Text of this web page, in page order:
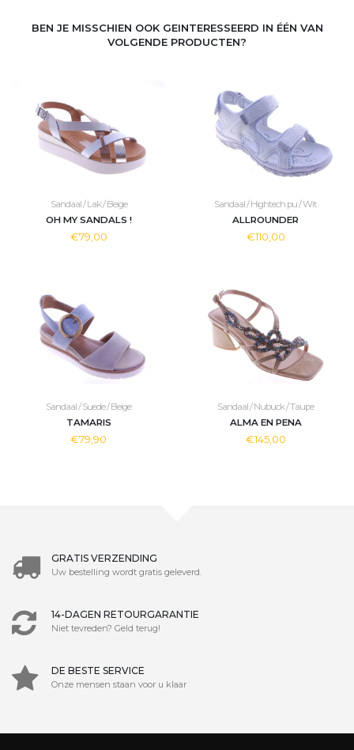
BEN JE MISSCHIEN OOK GEINTERESSEERD IN ÉÉN VAN
VOLGENDE PRODUCTEN?
Sandaal / Lak / Beige
OH MY SANDALS !
€79,00
Sandaal / Hightech pu / Wit
ALLROUNDER
€110,00
Sandaal / Suede / Beige
TAMARIS
€79,90
Sandaal / Nubuck / Taupe
ALMA EN PENA
€145,00
GRATIS VERZENDING
Uw bestelling wordt gratis geleverd.
14-DAGEN RETOURGARANTIE
Niet tevreden? Geld terug!
DE BESTE SERVICE
Onze mensen staan voor u klaar